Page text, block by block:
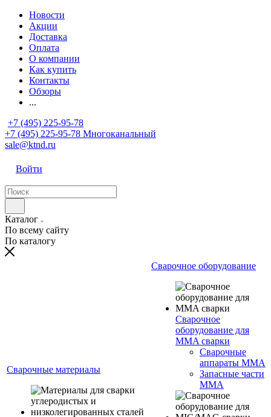
Новости
Акции
Доставка
Оплата
О компании
Как купить
Контакты
Обзоры
...
+7 (495) 225-95-78
+7 (495) 225-95-78 Многоканальный
sale@ktnd.ru
Войти
Каталог
По всему сайту
По каталогу
Сварочные материалы
Сварочное оборудование
Сварочное
оборудование для
MMA сварки
Сварочные
аппараты MMA
Запасные части
MMA